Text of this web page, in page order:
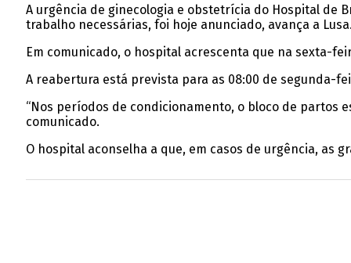
A urgência de ginecologia e obstetrícia do Hospital de
trabalho necessárias, foi hoje anunciado, avança a
Em comunicado, o hospital acrescenta que na sexta-
A reabertura está prevista para as 08:00 de segunda-
“Nos períodos de condicionamento, o bloco de partos
comunicado.
O hospital aconselha a que, em casos de urgência, as